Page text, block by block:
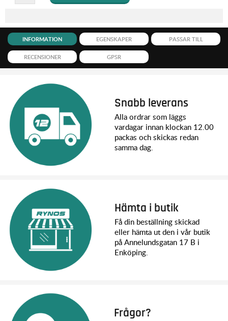
INFORMATION EGENSKAPER PASSAR TILL
RECENSIONER GPSR
Snabb leverans
Alla ordrar som läggs
vardagar innan klockan 12.00
packas och skickas redan
samma dag.
Hämta i butik
Få din beställning skickad
eller hämta ut den i vår butik
på Annelundsgatan 17 B i
Enköping.
Frågor?